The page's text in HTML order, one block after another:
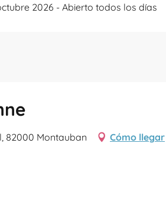
2026 - Abierto todos los días
82000 Montauban Cómo llegar